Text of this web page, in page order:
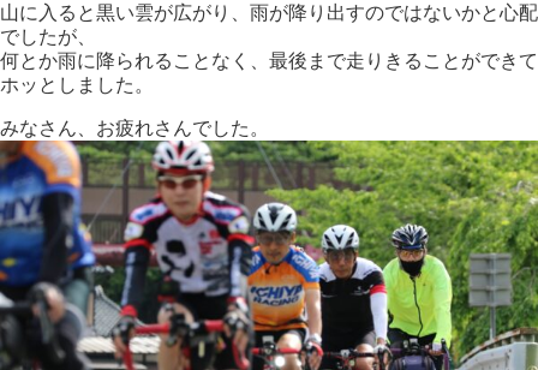
山に入ると黒い雲が広がり、雨が降り出すのではないかと心配
でしたが、
何とか雨に降られることなく、最後まで走りきることができて
ホッとしました。
みなさん、お疲れさんでした。